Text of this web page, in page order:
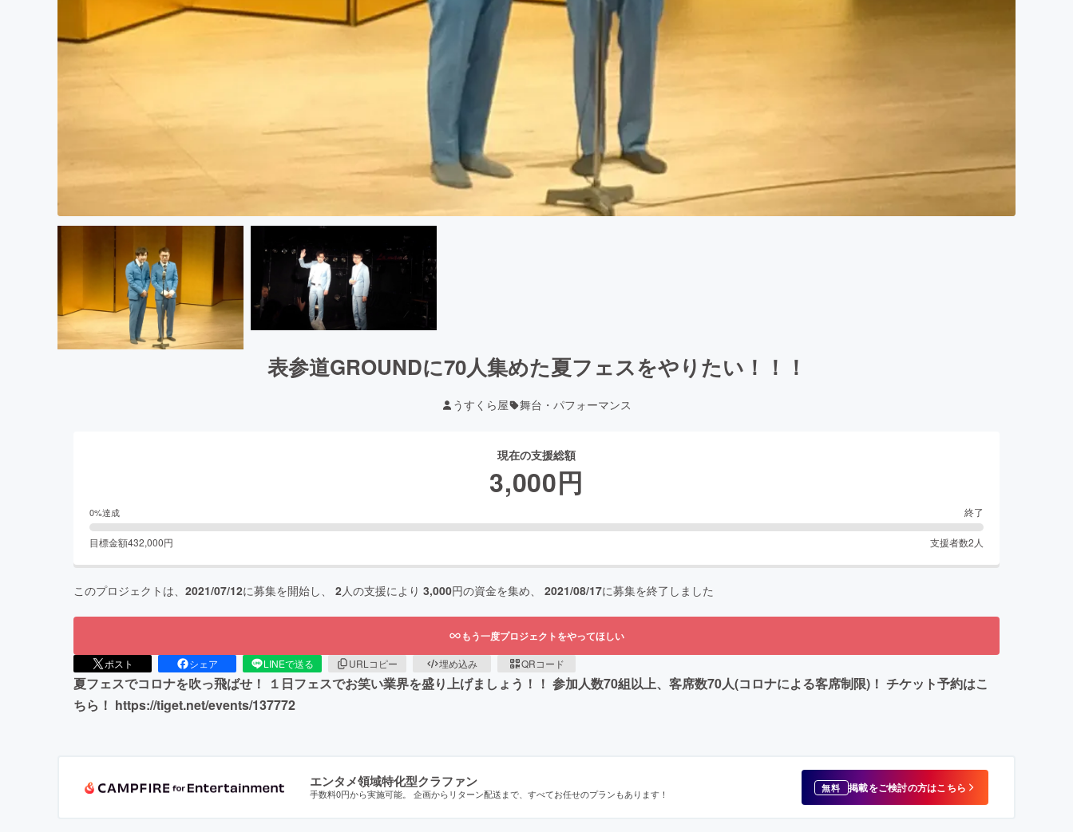
表参道GROUNDに70人集めた夏フェスをやりたい！！！
うすくら屋 舞台・パフォーマンス
現在の支援総額
3,000円
0%達成 終了
目標金額432,000円 支援者数2人
このプロジェクトは、 2021/07/12に募集を開始し、 2人の支援により 3,000円の資金を集め、 2021/08/17に募集を終了しました
もう一度プロジェクトをやってほしい
ポスト シェア LINEで送る URLコピー 埋め込み QRコード
夏フェスでコロナを吹っ飛ばせ！ １日フェスでお笑い業界を盛り上げましょう！！ 参加人数70組以上、客席数70人(コロナによる客席制限)！ チケット予約はこ
ちら！ https://tiget.net/events/137772
エンタメ領域特化型クラファン
手数料0円から実施可能。 企画からリターン配送まで、すべてお任せのプランもあります！ 無料 掲載をご検討の方はこちら